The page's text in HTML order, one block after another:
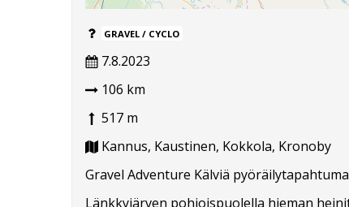
GRAVEL / CYCLO
7.8.2023
106 km
517 m
Kannus, Kaustinen, Kokkola, Kronoby
Gravel Adventure Kälviä
Länkkyjärven pohjoispuolella hieman